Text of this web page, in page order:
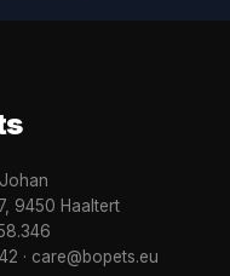
9450 Haaltert
· care@bopets.eu